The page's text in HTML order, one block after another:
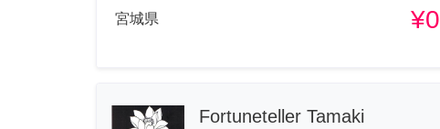
宮城県 ¥0
Fortuneteller Tamaki